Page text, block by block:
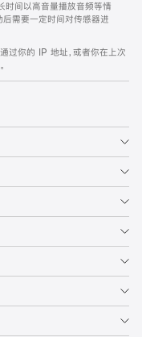
间以高音量播放音频等情
需要一定时间对传感器进
过你的 IP 地址，或者你在上次